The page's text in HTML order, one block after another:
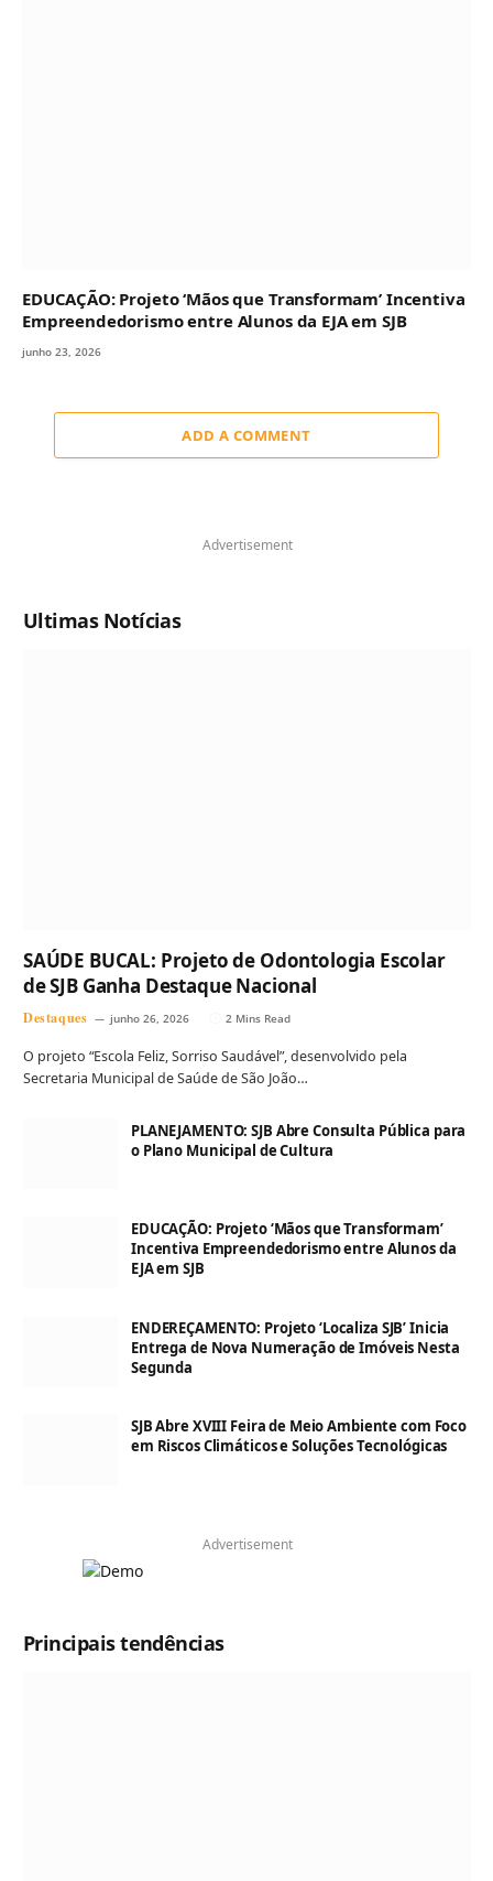
EDUCAÇÃO: Projeto ‘Mãos que Transformam’ Incentiva
Empreendedorismo entre Alunos da EJA em SJB
junho 23, 2026
ADD A COMMENT
Advertisement
Ultimas Notícias
SAÚDE BUCAL: Projeto de Odontologia Escolar
de SJB Ganha Destaque Nacional
Destaques junho 26, 2026 2 Mins Read
O projeto “Escola Feliz, Sorriso Saudável”, desenvolvido pela
Secretaria Municipal de Saúde de São João…
PLANEJAMENTO: SJB Abre Consulta Pública para
o Plano Municipal de Cultura
EDUCAÇÃO: Projeto ‘Mãos que Transformam’
Incentiva Empreendedorismo entre Alunos da
EJA em SJB
ENDEREÇAMENTO: Projeto ‘Localiza SJB’ Inicia
Entrega de Nova Numeração de Imóveis Nesta
Segunda
SJB Abre XVIII Feira de Meio Ambiente com Foco
em Riscos Climáticos e Soluções Tecnológicas
Advertisement
Principais tendências